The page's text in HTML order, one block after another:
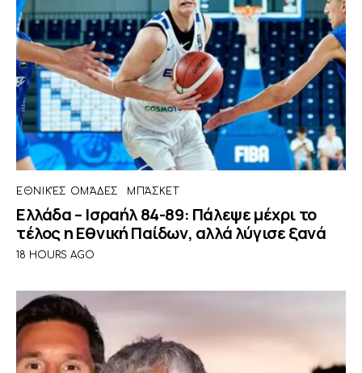
ΕΘΝΙΚΈΣ ΟΜΆΔΕΣ ΜΠΆΣΚΕΤ
Ελλάδα – Ισραήλ 84-89: Πάλεψε μέχρι το
τέλος η Εθνική Παίδων, αλλά λύγισε ξανά
18 HOURS AGO